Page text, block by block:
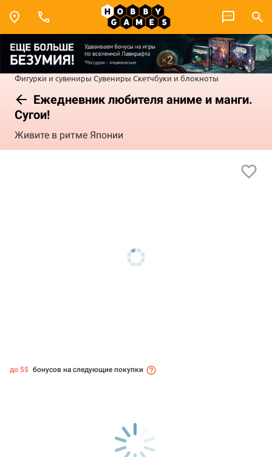
Фигурки и сувениры Сувениры Скетчбуки и блокноты
Ежедневник любителя аниме и манги.
Сугои!
Живите в ритме Японии
до 55 бонусов на следующие покупки